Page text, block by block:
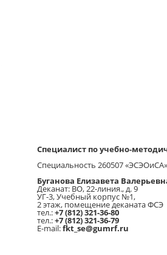
Специалист по учебно-
Специальность 260507 «ЭСЭОиСА»
Буганова Елизавета
Деканат: ВО, 22-линия., д. 9
УГ-3, Учебный корпус №1,
2 этаж, помещение деканата ФСЭ
тел.:+7 (812) 321-36-80
тел.:+7 (812) 321-36-79
E-mail:fkt_sе@gumrf.ru